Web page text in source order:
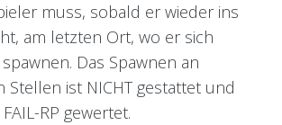
muss, sobald er wieder ins
am letzten Ort, wo er sich
Das Spawnen an
Stellen ist NICHT gestattet und
RP gewertet.